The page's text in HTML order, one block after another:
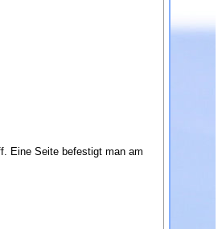
Eine Seite befestigt man am